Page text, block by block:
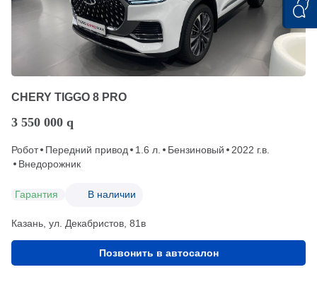
CHERY TIGGO 8 PRO
3 550 000 q
Робот Передний привод 1.6 л. Бензиновый
2022 г.в.
Внедорожник
Гарантия В наличии
Казань, ул. Декабристов, 81в
Позвонить в автосалон